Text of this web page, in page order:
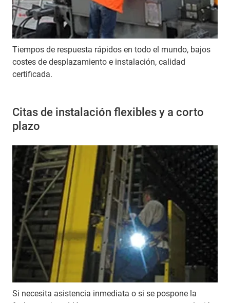
Tiempos de respuesta rápidos en todo el mundo, bajos
costes de desplazamiento e instalación, calidad
certificada.
Citas de instalación flexibles y a corto
plazo
Si necesita asistencia inmediata o si se pospone la